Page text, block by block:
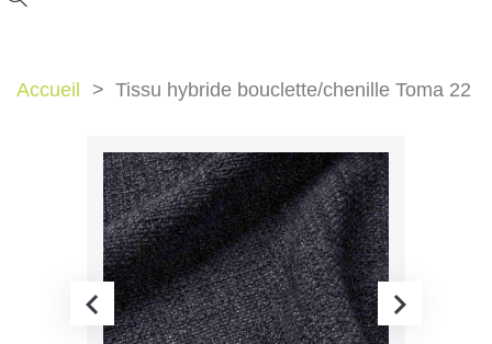
Accueil Tissu hybride bouclette/chenille Toma 22